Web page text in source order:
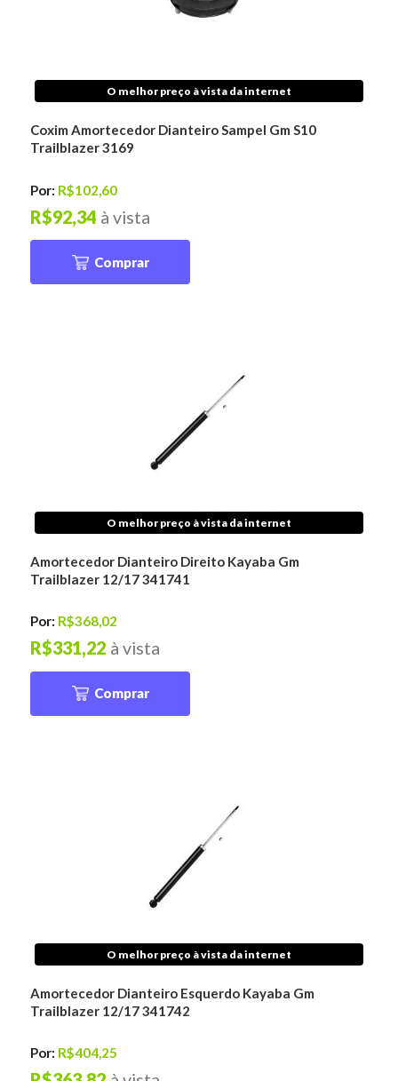
O melhor preço à vista da internet
Coxim Amortecedor Dianteiro Sampel Gm S10
Trailblazer 3169
Por: R$102,60
à vista
R$92,34
Comprar
O melhor preço à vista da internet
Amortecedor Dianteiro Direito Kayaba Gm
Trailblazer 12/17 341741
Por: R$368,02
à vista
R$331,22
Comprar
O melhor preço à vista da internet
Amortecedor Dianteiro Esquerdo Kayaba Gm
Trailblazer 12/17 341742
Por: R$404,25